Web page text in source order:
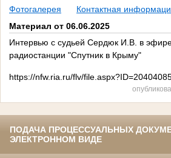
Фотогалерея
Контактная
Материал от 06.06.2025
Интервью с судьей Сердюк И.В. в
радиостанции "Спутник в Крыму"
https://nfw.ria.ru/flv/
ПОДАЧА ПРОЦЕССУАЛЬНЫХ
ЭЛЕКТРОННОМ ВИДЕ